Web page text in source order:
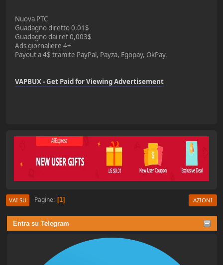
Entra su Telegram
Nuova PTC
Guadagno diretto 0,01$
Guadagno dai ref 0,003$
Ads giornaliere 4+
Payout a 4$ tramite PayPal, Payza, Egopay, OkPay.
VAPBUX - Get Paid for Viewing Advertisement
VAI SU Pagine 1 AZIONI